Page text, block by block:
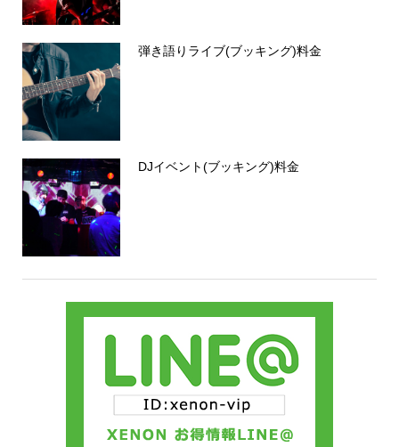
弾き語りライブ(ブッキング)料金
DJイベント(ブッキング)料金